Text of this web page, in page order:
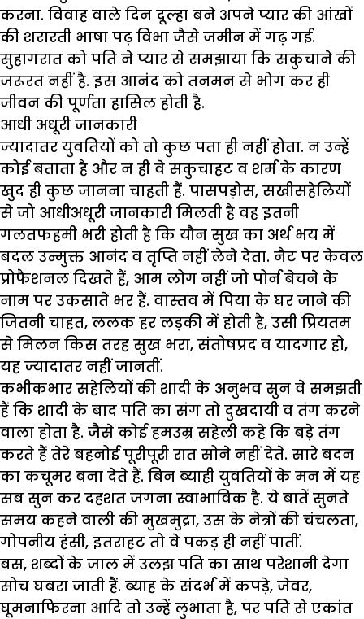
करना. विवाह वाले दिन दूल्हा बने अपने प्यार की आंखों
की शरारती भाषा पढ़ विभा जैसे जमीन में गढ़ गई.
सुहागरात को पति ने प्यार से समझाया कि सकुचाने की
जरूरत नहीं है. इस आनंद को तनमन से भोग कर ही
जीवन की पूर्णता हासिल होती है.
आधी अधूरी जानकारी
ज्यादातर युवतियों को तो कुछ पता ही नहीं होता. न उन्हें
कोई बताता है और न ही वे सकुचाहट व शर्म के कारण
खुद ही कुछ जानना चाहती हैं. पासपड़ोस, सखीसहेलियों
से जो आधीअधूरी जानकारी मिलती है वह इतनी
गलतफहमी भरी होती है कि यौन सुख का अर्थ भय में
बदल उन्मुक्त आनंद व तृप्ति नहीं लेने देता. नैट पर केवल
प्रोफैशनल दिखते हैं, आम लोग नहीं जो पोर्न बेचने के
नाम पर उकसाते भर हैं. वास्तव में पिया के घर जाने की
जितनी चाहत, ललक हर लड़की में होती है, उसी प्रियतम
से मिलन किस तरह सुख भरा, संतोषप्रद व यादगार हो,
यह ज्यादातर नहीं जानतीं.
कभीकभार सहेलियों की शादी के अनुभव सुन वे समझती
हैं कि शादी के बाद पति का संग तो दुखदायी व तंग करने
वाला होता है. जैसे कोई हमउम्र सहेली कहे कि बड़े तंग
करते हैं तेरे बहनोई पूरीपूरी रात सोने नहीं देते. सारे बदन
का कचूमर बना देते हैं. बिन ब्याही युवतियों के मन में यह
सब सुन कर दहशत जगना स्वाभाविक है. ये बातें सुनते
समय कहने वाली की मुखमुद्रा, उस के नेत्रों की चंचलता,
गोपनीय हंसी, इतराहट तो वे पकड़ ही नहीं पातीं.
बस, शब्दों के जाल में उलझ पति का साथ परेशानी देगा
सोच घबरा जाती हैं. ब्याह के संदर्भ में कपड़े, जेवर,
घूमनाफिरना आदि तो उन्हें लुभाता है, पर पति से एकांत